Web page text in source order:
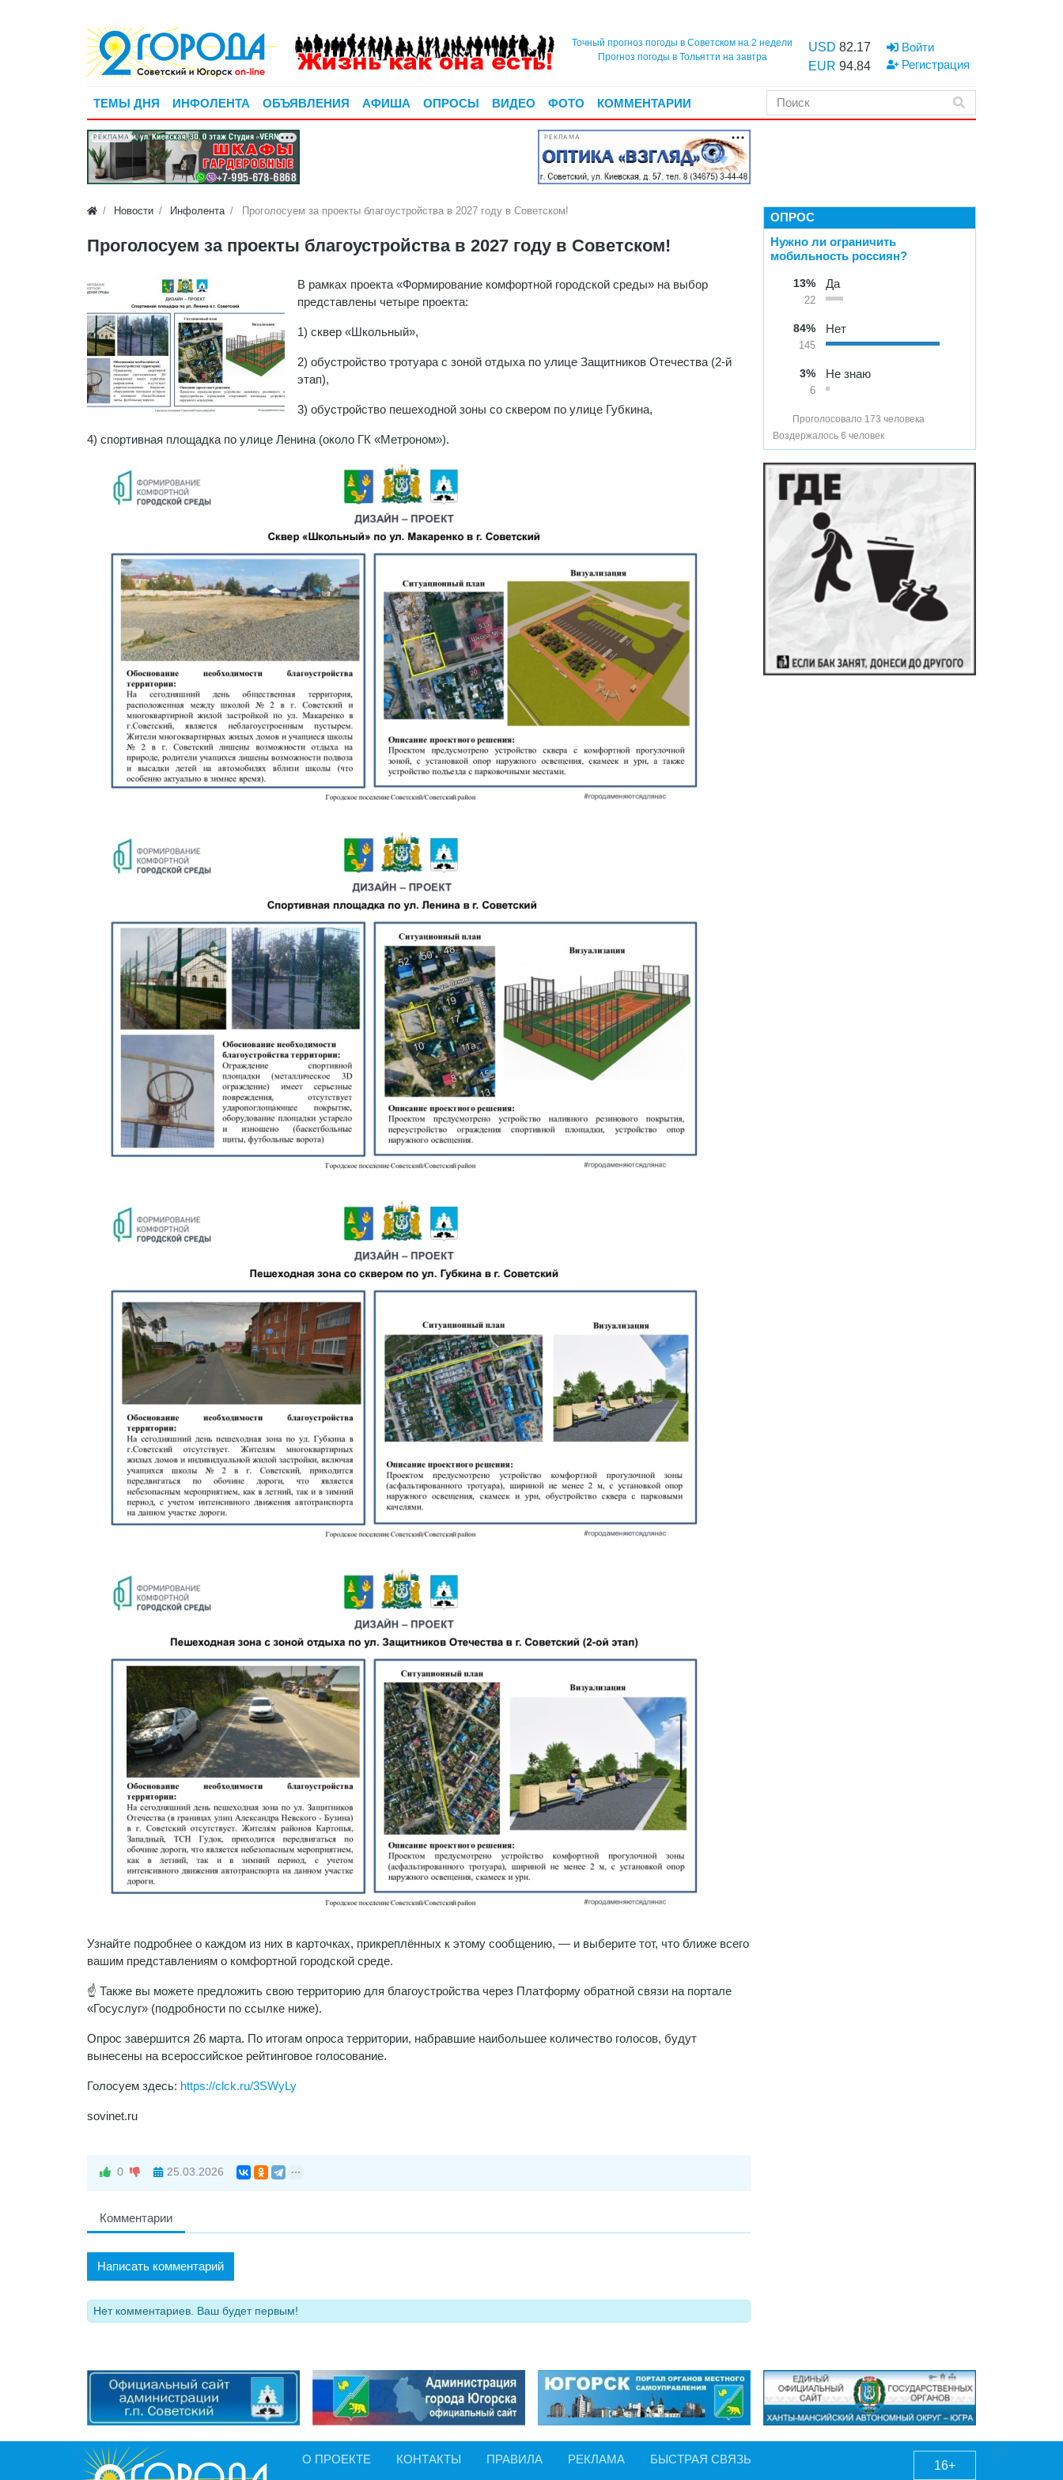
Точный прогноз погоды в Советском на 2 недели
Прогноз погоды в Тольятти на завтра
USD 82.17
EUR 94.84
Войти
Регистрация
ТЕМЫ ДНЯ ИНФОЛЕНТА ОБЪЯВЛЕНИЯ АФИША ОПРОСЫ ВИДЕО ФОТО КОММЕНТАРИИ
РЕКЛАМА РЕКЛАМА
Новости Инфолента Проголосуем за проекты благоустройства в 2027 году в Советском!
Проголосуем за проекты благоустройства в 2027 году в Советском!
В рамках проекта «Формирование комфортной городской среды» на выбор
представлены четыре проекта:
1) сквер «Школьный»,
2) обустройство тротуара с зоной отдыха по улице Защитников Отечества (2‑й
этап),
3) обустройство пешеходной зоны со сквером по улице Губкина,
4) спортивная площадка по улице Ленина (около ГК «Метроном»).
Узнайте подробнее о каждом из них в карточках, прикреплённых к этому сообщению, — и выберите тот, что ближе всего
вашим представлениям о комфортной городской среде.
☝️ Также вы можете предложить свою территорию для благоустройства через Платформу обратной связи на портале
«Госуслуг» (подробности по ссылке ниже).
Опрос завершится 26 марта. По итогам опроса территории, набравшие наибольшее количество голосов, будут
вынесены на всероссийское рейтинговое голосование.
Голосуем здесь: https://clck.ru/3SWyLy
sovinet.ru
0 25.03.2026
Комментарии
Написать комментарий
Нет комментариев. Ваш будет первым!
ОПРОС
Нужно ли ограничить
мобильность россиян?
13%
22
Да
84%
145
Нет
3%
6
Не знаю
Проголосовало 173 человека
Воздержалось 6 человек
О ПРОЕКТЕ КОНТАКТЫ ПРАВИЛА РЕКЛАМА БЫСТРАЯ СВЯЗЬ 16+